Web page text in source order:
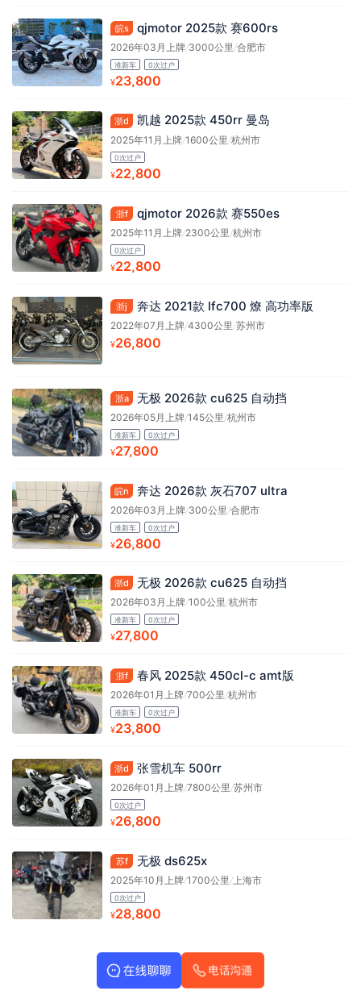
皖s qjmotor 2025款 赛600rs
2026年03月上牌/3000公里 /合肥市
准新车 0次过户
¥23,800
浙d 凯越 2025款 450rr 曼岛
2025年11月上牌/1600公里 /杭州市
0次过户
¥22,800
浙f qjmotor 2026款 赛550es
2025年11月上牌/2300公里 /杭州市
0次过户
¥22,800
浙j 奔达 2021款 lfc700 燎 高功率版
2022年07月上牌/4300公里 /苏州市
¥26,800
浙a 无极 2026款 cu625 自动挡
2026年05月上牌/145公里 /杭州市
准新车 0次过户
¥27,800
皖n 奔达 2026款 灰石707 ultra
2026年03月上牌/300公里 /合肥市
准新车 0次过户
¥26,800
浙d 无极 2026款 cu625 自动挡
2026年03月上牌/100公里/杭州市
准新车 0次过户
¥27,800
浙f 春风 2025款 450cl-c amt版
2026年01月上牌/700公里/杭州市
准新车 0次过户
¥23,800
浙d 张雪机车 500rr
2026年01月上牌/7800公里/苏州市
0次过户
¥26,800
苏f 无极 ds625x
2025年10月上牌/1700公里/上海市
0次过户
¥28,800